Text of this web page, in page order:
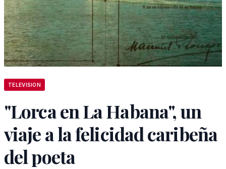
TELEVISION
"Lorca en La Habana", un
viaje a la felicidad caribeña
del poeta